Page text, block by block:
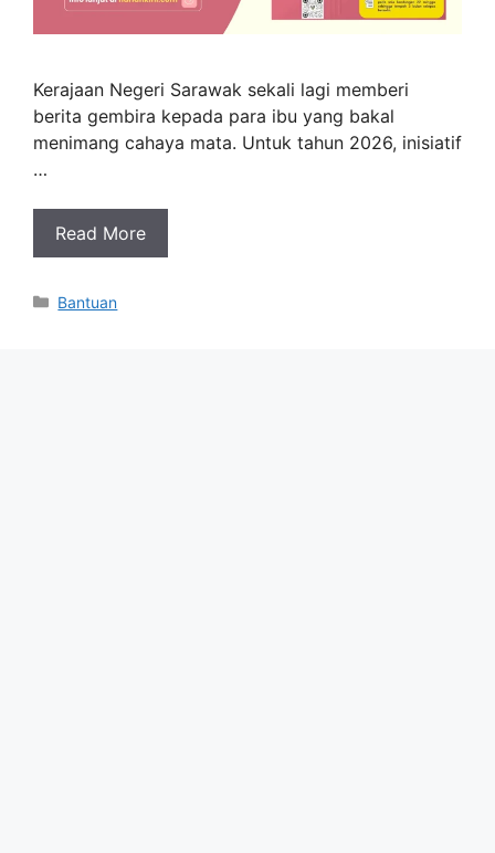
Kerajaan Negeri Sarawak sekali lagi memberi
berita gembira kepada para ibu yang bakal
menimang cahaya mata. Untuk tahun 2026, inisiatif
…
Read More
Categories
Bantuan